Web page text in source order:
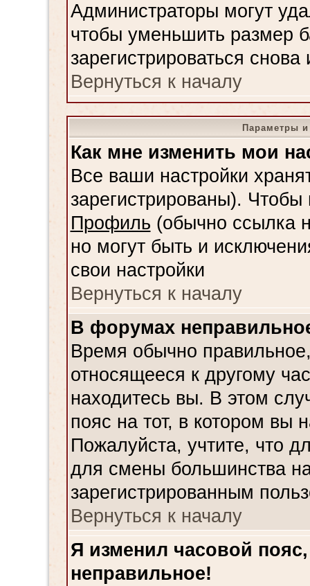
Администраторы могут
чтобы уменьшить размер
зарегистрироваться
Вернуться к началу
Параметры и
Как мне изменить мои
Все ваши настройки
зарегистрированы).
Профиль (обычно ссылка
но могут быть и
свои настройки
Вернуться к началу
В форумах
Время обычно
относящееся к другому
находитесь вы. В этом
пояс на тот, в котором вы
Пожалуйста, учтите, что
для смены большинства
зарегистрированным
Вернуться к началу
Я изменил часовой
неправильное!